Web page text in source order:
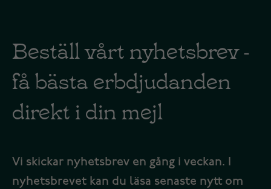
Beställ vårt nyhetsbrev -
få bästa erbdjudanden
direkt i din mejl
Vi skickar nyhetsbrev en gång i veckan. I
nyhetsbrevet kan du läsa senaste nytt om